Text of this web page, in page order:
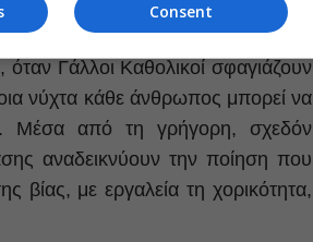
τις πιο αιματηρές σελίδες της
Γάλλοι Καθολικοί σφαγιάζουν
νύχτα κάθε άνθρωπος μπορεί να
Μέσα από τη γρήγορη, σχεδόν
αναδεικνύουν την ποίηση που
βίας, με εργαλεία τη χορικότητα,
Consent